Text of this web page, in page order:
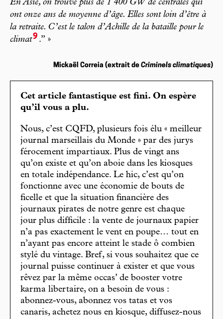
En Asie, on trouve plus de 1 400 GW de centrales qui
ont onze ans de moyenne d’âge. Elles sont loin d’être à
la retraite. C’est le talon d’Achille de la bataille pour le
climat9 .” »
Mickaël Correia (extrait de Criminels climatiques)
Cet article fantastique est fini. On espère
qu’il vous a plu.
Nous, c’est CQFD, plusieurs fois élu « meilleur
journal marseillais du Monde » par des jurys
férocement impartiaux. Plus de vingt ans
qu’on existe et qu’on aboie dans les kiosques
en totale indépendance. Le hic, c’est qu’on
fonctionne avec une économie de bouts de
ficelle et que la situation financière des
journaux pirates de notre genre est chaque
jour plus difficile : la vente de journaux papier
n’a pas exactement le vent en poupe… tout en
n’ayant pas encore atteint le stade ô combien
stylé du vintage. Bref, si vous souhaitez que ce
journal puisse continuer à exister et que vous
rêvez par la même occas’ de booster votre
karma libertaire, on a besoin de vous :
abonnez-vous, abonnez vos tatas et vos
canaris, achetez nous en kiosque, diffusez-nous